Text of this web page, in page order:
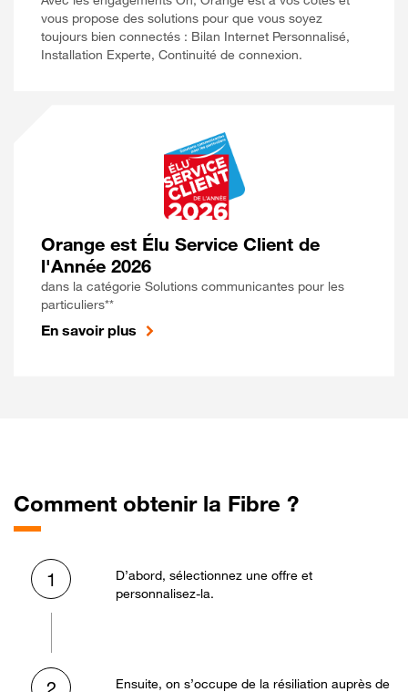
vous propose des solutions pour que vous soyez
toujours bien connectés : Bilan Internet Personnalisé,
Installation Experte, Continuité de connexion.
Orange est Élu Service Client de
l'Année 2026
dans la catégorie Solutions communicantes pour les
particuliers**
En savoir plus
Comment obtenir la Fibre ?
1
D’abord, sélectionnez une offre et
personnalisez-la.
Ensuite, on s’occupe de la résiliation auprès de